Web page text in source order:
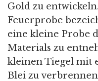
Gold zu
Feuerprobe
eine kleine Probe
Materials zu
kleinen Tiegel mit
Blei zu